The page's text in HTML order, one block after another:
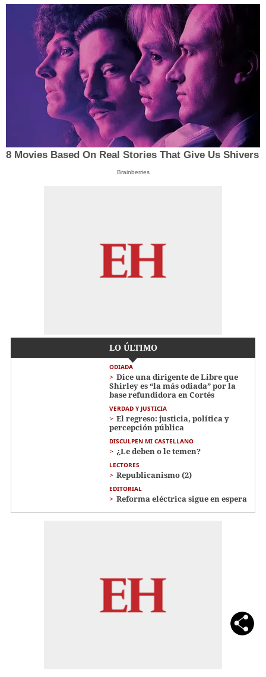
8 Movies Based On Real Stories That Give Us Shivers
Brainberries
LO ÚLTIMO
ODIADA
Dice una dirigente de Libre que
Shirley es “la más odiada” por la
base refundidora en Cortés
VERDAD Y JUSTICIA
El regreso: justicia, política y
percepción pública
DISCULPEN MI CASTELLANO
¿Le deben o le temen?
LECTORES
Republicanismo (2)
EDITORIAL
Reforma eléctrica sigue en espera